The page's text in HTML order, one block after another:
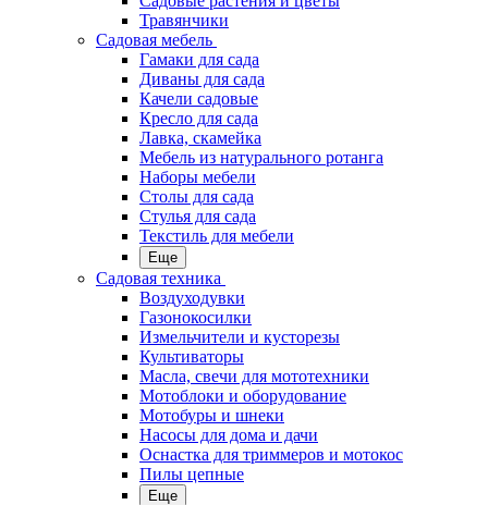
Травянчики
Садовая мебель
Гамаки для сада
Диваны для сада
Качели садовые
Кресло для сада
Лавка, скамейка
Мебель из натурального ротанга
Наборы мебели
Столы для сада
Стулья для сада
Текстиль для мебели
Еще
Садовая техника
Воздуходувки
Газонокосилки
Измельчители и кусторезы
Культиваторы
Масла, свечи для мототехники
Мотоблоки и оборудование
Мотобуры и шнеки
Насосы для дома и дачи
Оснастка для триммеров и мотокос
Пилы цепные
Еще